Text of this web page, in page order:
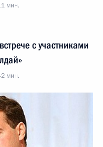
мин.
с участниками
мин.